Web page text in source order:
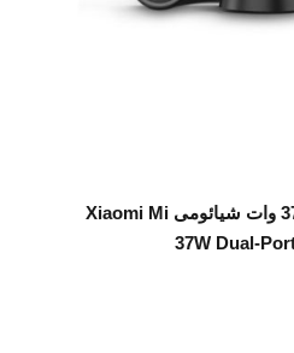
انتخاب گزینه هاشارژر فندکی 37 وات شیائومی Xiaomi Mi
37W Dual-